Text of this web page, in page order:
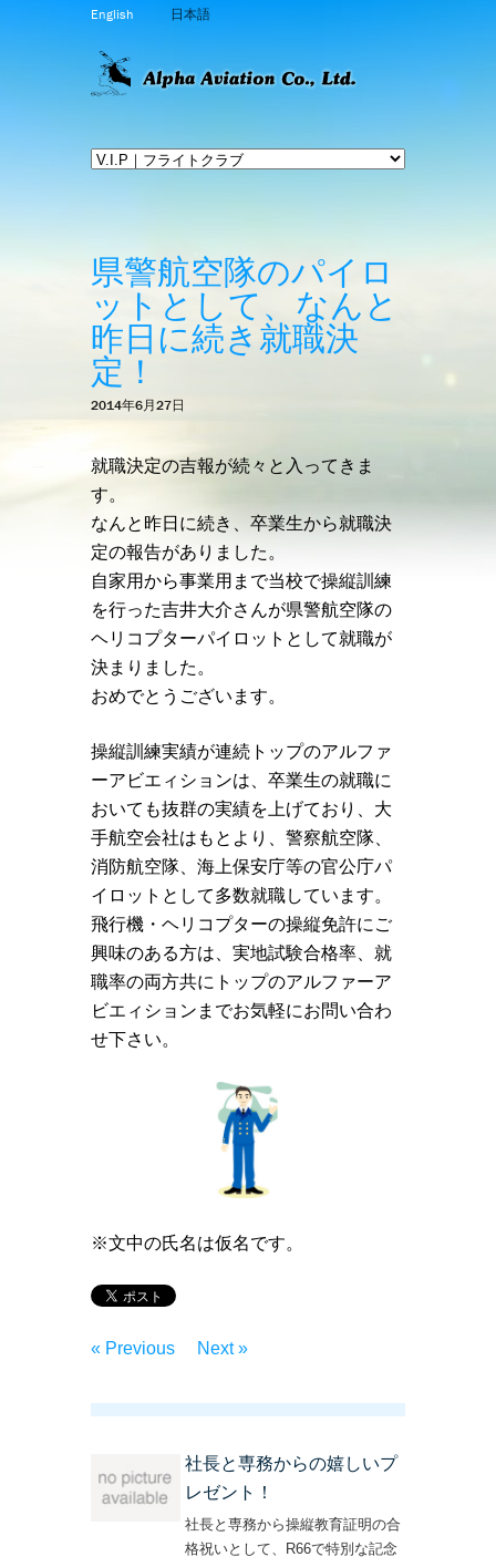
English 日本語
県警航空隊のパイロ
ットとして、なんと
昨日に続き就職決
定！
2014年6月27日
就職決定の吉報が続々と入ってきま
す。
なんと昨日に続き、卒業生から就職決
定の報告がありました。
自家用から事業用まで当校で操縦訓練
を行った吉井大介さんが県警航空隊の
ヘリコプターパイロットとして就職が
決まりました。
おめでとうございます。
操縦訓練実績が連続トップのアルファ
ーアビエィションは、卒業生の就職に
おいても抜群の実績を上げており、大
手航空会社はもとより、警察航空隊、
消防航空隊、海上保安庁等の官公庁パ
イロットとして多数就職しています。
飛行機・ヘリコプターの操縦免許にご
興味のある方は、実地試験合格率、就
職率の両方共にトップのアルファーア
ビエィションまでお気軽にお問い合わ
せ下さい。
※文中の氏名は仮名です。
« Previous Next »
社長と専務からの嬉しいプ
レゼント！
社長と専務から操縦教育証明の合
格祝いとして、R66で特別な記念